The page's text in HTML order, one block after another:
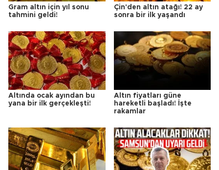
Gram altın için yıl sonu
tahmini geldi!
Çin'den altın atağı! 22 ay
sonra bir ilk yaşandı
Altında ocak ayından bu
yana bir ilk gerçekleşti!
Altın fiyatları güne
hareketli başladı! İşte
rakamlar